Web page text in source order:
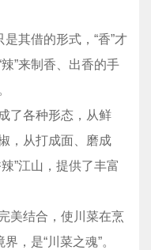
其借的形式，“香”才
”来制香、出香的手
了各种形态，从鲜
，从打成面、磨成
”江山，提供了丰富
美结合，使川菜在烹
，是“川菜之魂”。